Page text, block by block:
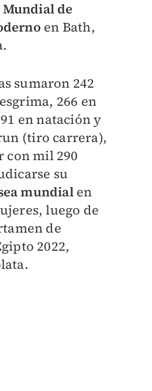
de
en Bath,
sumaron 242
, 266 en
en natacióny
(tiro carrera),
con mil 290
su
mundialen
luego de
de
2022,